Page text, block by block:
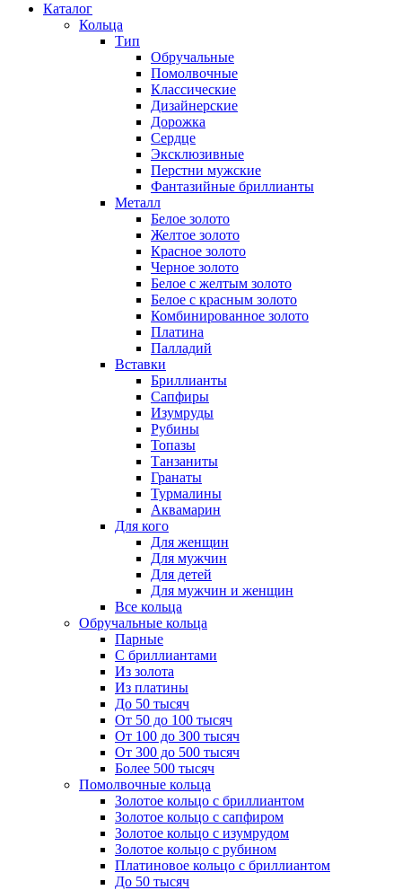
Каталог
Кольца
Тип
Обручальные
Помолвочные
Классические
Дизайнерские
Дорожка
Сердце
Эксклюзивные
Перстни мужские
Фантазийные бриллианты
Металл
Белое золото
Желтое золото
Красное золото
Черное золото
Белое с желтым золото
Белое с красным золото
Комбинированное золото
Платина
Палладий
Вставки
Бриллианты
Сапфиры
Изумруды
Рубины
Топазы
Танзаниты
Гранаты
Турмалины
Аквамарин
Для кого
Для женщин
Для мужчин
Для детей
Для мужчин и женщин
Все кольца
Обручальные кольца
Парные
С бриллиантами
Из золота
Из платины
До 50 тысяч
От 50 до 100 тысяч
От 100 до 300 тысяч
От 300 до 500 тысяч
Более 500 тысяч
Помолвочные кольца
Золотое кольцо с бриллиантом
Золотое кольцо с сапфиром
Золотое кольцо с изумрудом
Золотое кольцо с рубином
Платиновое кольцо с бриллиантом
До 50 тысяч